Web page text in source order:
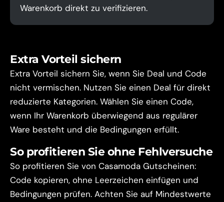
Warenkorb direkt zu verifizieren.
Extra Vorteil sichern
Extra Vorteil sichern Sie, wenn Sie Deal und Code
nicht vermischen. Nutzen Sie einen Deal für direkt
reduzierte Kategorien. Wählen Sie einen Code,
wenn Ihr Warenkorb überwiegend aus regulärer
Ware besteht und die Bedingungen erfüllt.
So profitieren Sie ohne Fehlversuche
So profitieren Sie von Casamoda Gutscheinen:
Code kopieren, ohne Leerzeichen einfügen und
Bedingungen prüfen. Achten Sie auf Mindestwerte